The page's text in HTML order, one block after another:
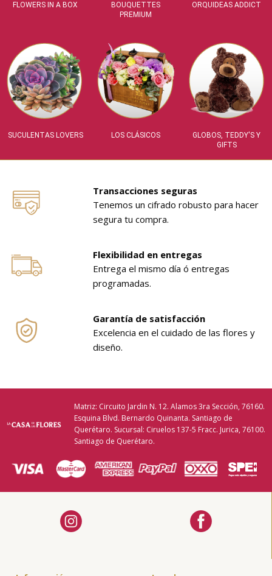
FLOWERS IN A BOX
BOUQUETTES
PREMIUM
ORQUIDEAS ADDICT
SUCULENTAS LOVERS LOS CLÁSICOS
GLOBOS, TEDDY'S Y
GIFTS
Transacciones seguras
Tenemos un cifrado robusto para hacer
segura tu compra.
Flexibilidad en entregas
Entrega el mismo día ó entregas
programadas.
Garantía de satisfacción
Excelencia en el cuidado de las flores y
diseño.
Matriz: Circuito Jardin N. 12. Alamos 3ra Sección, 76160.
Esquina Blvd. Bernardo Quinanta. Santiago de
Querétaro. Sucursal: Ciruelos 137-5 Fracc. Jurica, 76100.
Santiago de Querétaro.